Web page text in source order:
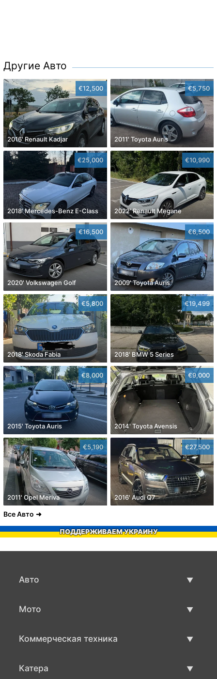
Другие Авто
€12,500
2016' Renault Kadjar
€5,750
2011' Toyota Auris
€25,000
2018' Mercedes-Benz E-Class
€10,990
2022' Renault Megane
€16,500
2020' Volkswagen Golf
€6,500
2009' Toyota Auris
€5,800
2018' Skoda Fabia
€19,499
2018' BMW 5 Series
€8,000
2015' Toyota Auris
€9,000
2014' Toyota Avensis
€5,190
2011' Opel Meriva
€27,500
2016' Audi Q7
Все Авто
ПОДДЕРЖИВАЕМ УКРАИНУ
Авто
Мото
Коммерческая техника
Катера